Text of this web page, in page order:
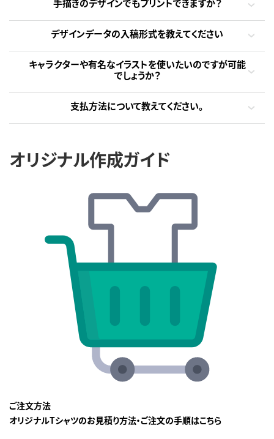
手描きのデザインでもプリントできますか？
デザインデータの入稿形式を教えてください
キャラクターや有名なイラストを使いたいのですが可能
でしょうか？
支払方法について教えてください。
オリジナル作成ガイド
ご注文方法
オリジナルTシャツのお見積り方法・ご注文の手順はこちら